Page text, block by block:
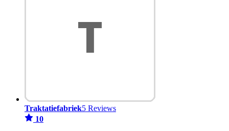
Traktatiefabriek5 Reviews
10